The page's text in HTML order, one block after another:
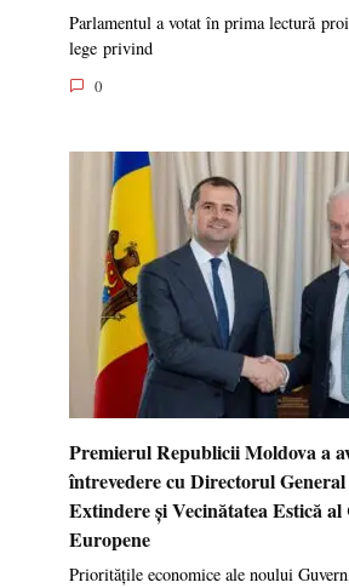
Parlamentul a votat în prima lectură
lege privind
0
Premierul Republicii Moldova a
întrevedere cu Directorul
Extindere și Vecinătatea Estică al
Europene
Prioritățile economice ale noului